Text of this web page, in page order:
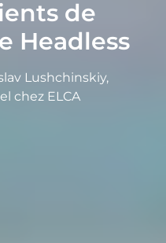
de
Headless
Lushchinskiy,
chez ELCA